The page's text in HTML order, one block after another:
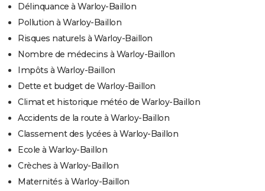
Délinquance à Warloy-Baillon
Pollution à Warloy-Baillon
Risques naturels à Warloy-Baillon
Nombre de médecins à Warloy-Baillon
Impôts à Warloy-Baillon
Dette et budget de Warloy-Baillon
Climat et historique météo de Warloy-Baillon
Accidents de la route à Warloy-Baillon
Classement des lycées à Warloy-Baillon
Ecole à Warloy-Baillon
Crèches à Warloy-Baillon
Maternités à Warloy-Baillon